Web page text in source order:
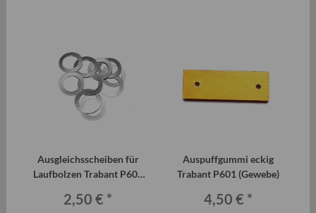
Ausgleichsscheiben für
Laufbolzen Trabant P601
2,50 € *
Auspuffgummi eckig
Trabant P601 (Gewebe)
4,50 € *